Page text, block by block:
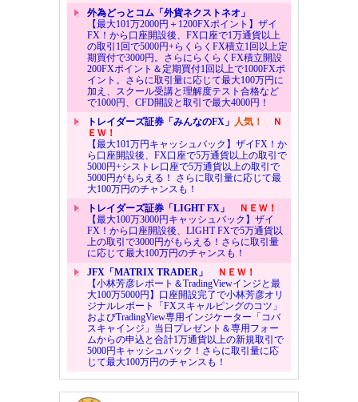
外為どっとコム「外貨ネクストネオ」
【最大101万2000円＋1200FXポイント】ザイ
FX！から口座開設後、FX口座で1万通貨以上
の取引1回で5000円+らくらくFX積立1回以上定
期買付で3000円。さらにらくらくFX積立開設
200FXポイント＆定期買付1回以上で1000FXポ
イント。さらに取引量に応じて最大100万円に
加え、スクール受講と理解度テスト合格など
で1000円、CFD開設と取引で最大4000円！
トレイダーズ証券「みんなのFX」 人気！
Ｎ
ＥＷ！
【最大101万円キャッシュバック】ザイFX！か
ら口座開設後、FX口座で5万通貨以上の取引で
5000円+シストレ口座で5万通貨以上の取引で
5000円がもらえる！ さらに取引量に応じて最
大100万円のチャンスも！
トレイダーズ証券「LIGHT FX」
ＮＥＷ！
【最大100万3000円キャッシュバック】ザイ
FX！から口座開設後、LIGHT FXで5万通貨以
上の取引で3000円がもらえる！さらに取引量
に応じて最大100万円のチャンスも！
JFX「MATRIX TRADER」
ＮＥＷ！
【小林芳彦レポート＆TradingViewインジと最
大100万5000円】口座開設完了で小林芳彦オリ
ジナルレポート「FXスキャルピングのコツ」
およびTradingView専用インジケーター「コバ
スキャインジ」当日プレゼント＆専用フォー
ムからの申込と合計1万通貨以上の新規取引で
5000円キャッシュバック！さらに取引量に応
じて最大100万円のチャンスも！